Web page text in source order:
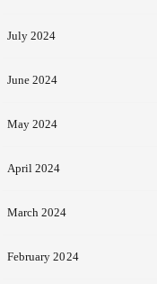
July 2024
June 2024
May 2024
April 2024
March 2024
February 2024